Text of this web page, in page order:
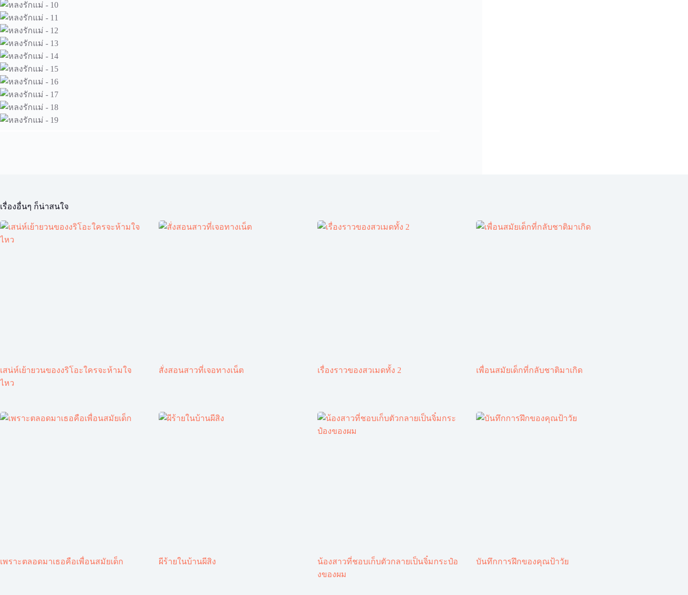
เรื่องอื่นๆ ก็น่าสนใจ
เสน่ห์เย้ายวนของงริโอะใครจะห้ามใจ
ไหว
สั่งสอนสาวที่เจอทางเน็ต เรื่องราวของสวเมดทั้ง 2 เพื่อนสมัยเด็กที่กลับชาติมาเกิด
เพราะตลอดมาเธอคือเพื่อนสมัยเด็ก ผีร้ายในบ้านผีสิง
น้องสาวที่ชอบเก็บตัวกลายเป็นจิ๋มกระป๋อ
งของผม
บันทึกการฝึกของคุณป้าวัย